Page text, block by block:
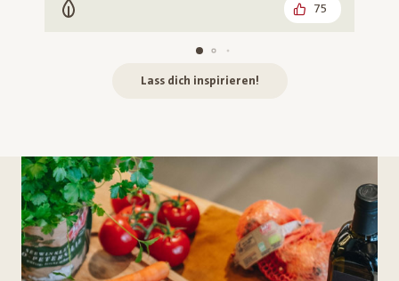
Vegetarisch 75
Lass dich inspirieren!